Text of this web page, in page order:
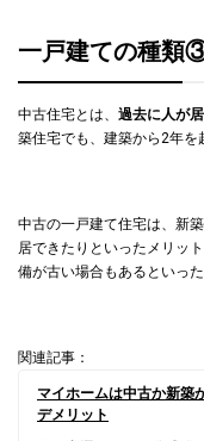
一戸建ての種類
中古住宅とは、 過去に人が
築住宅でも、建築から2年を
中古の一戸建て住宅は、新
居できたりといったメリッ
備が古い場合もあるといっ
関連記事：
マイホームは中古か新築
デメリット